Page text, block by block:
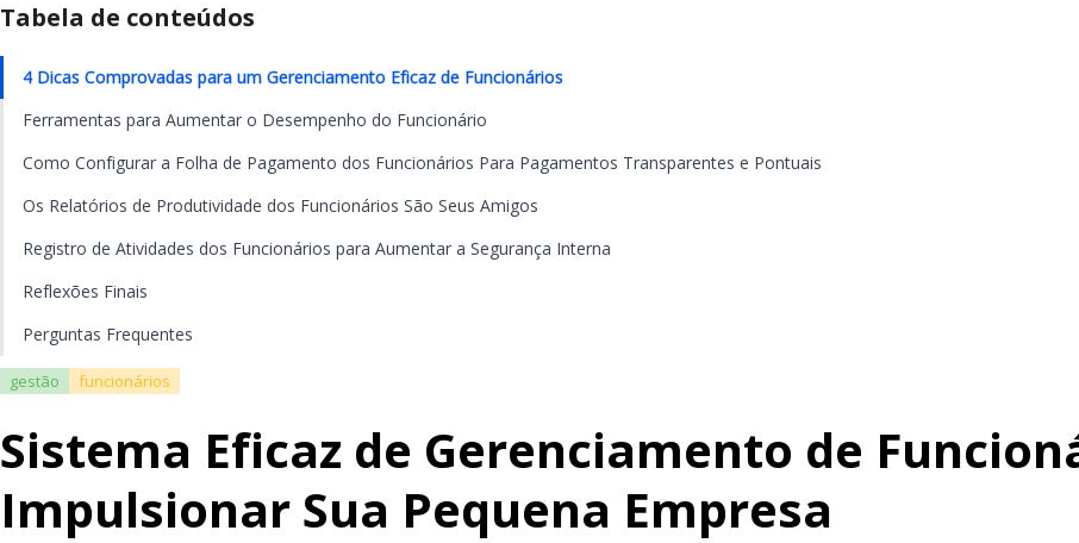
Tabela de conteúdos
4 Dicas Comprovadas para um Gerenciamento Eficaz de Funcionários
Ferramentas para Aumentar o Desempenho do Funcionário
Como Configurar a Folha de Pagamento dos Funcionários Para Pagamentos Transparentes e Pontuais
Os Relatórios de Produtividade dos Funcionários São Seus Amigos
Registro de Atividades dos Funcionários para Aumentar a Segurança Interna
Reflexões Finais
Perguntas Frequentes
gestão funcionários
Sistema Eficaz de Gerenciamento de
Impulsionar Sua Pequena Empresa